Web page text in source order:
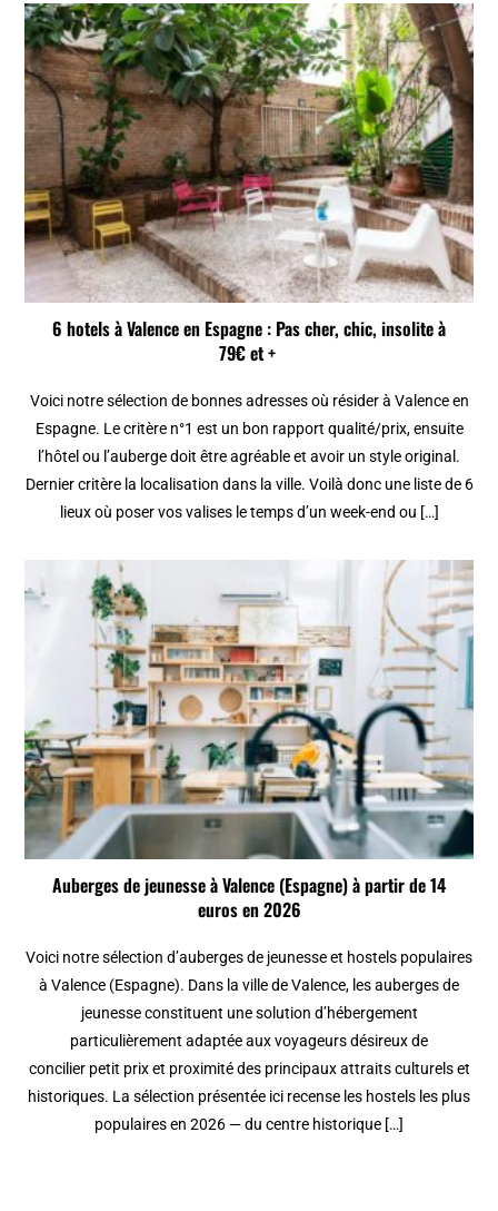
6 hotels à Valence en Espagne : Pas cher, chic, insolite à
79€ et +
Voici notre sélection de bonnes adresses où résider à Valence en
Espagne. Le critère n°1 est un bon rapport qualité/prix, ensuite
l’hôtel ou l’auberge doit être agréable et avoir un style original.
Dernier critère la localisation dans la ville. Voilà donc une liste de 6
lieux où poser vos valises le temps d’un week-end ou […]
Auberges de jeunesse à Valence (Espagne) à partir de 14
euros en 2026
Voici notre sélection d’auberges de jeunesse et hostels populaires
à Valence (Espagne). Dans la ville de Valence, les auberges de
jeunesse constituent une solution d’hébergement
particulièrement adaptée aux voyageurs désireux de
concilier petit prix et proximité des principaux attraits culturels et
historiques. La sélection présentée ici recense les hostels les plus
populaires en 2026 — du centre historique […]